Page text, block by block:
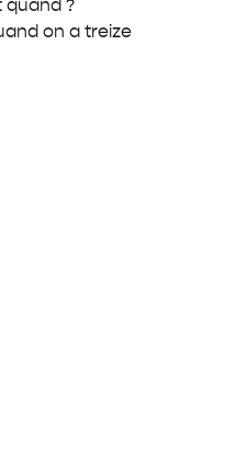
quand ?
on a treize